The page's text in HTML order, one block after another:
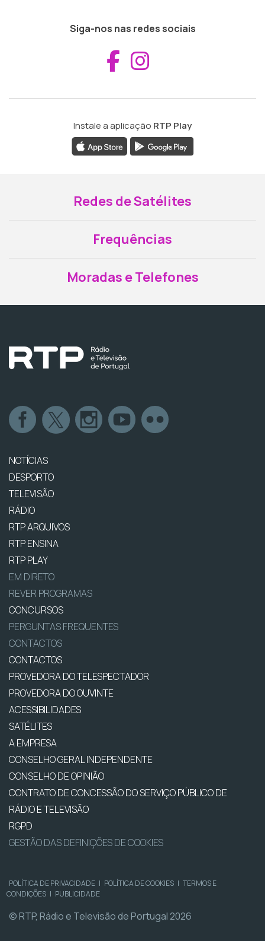
Siga-nos nas redes sociais
Aceder ao
Instale a aplicação RTP Play
Redes de Satélites
Frequências
Moradas e Telefones
NOTÍCIAS
DESPORTO
TELEVISÃO
RÁDIO
RTP ARQUIVOS
RTP ENSINA
RTP PLAY
EM DIRETO
REVER PROGRAMAS
CONCURSOS
PERGUNTAS FREQUENTES
CONTACTOS
CONTACTOS
PROVEDORA DO TELESPECTADOR
PROVEDORA DO OUVINTE
ACESSIBILIDADES
SATÉLITES
A EMPRESA
CONSELHO GERAL INDEPENDENTE
CONSELHO DE OPINIÃO
CONTRATO DE CONCESSÃO DO SERVIÇO PÚBLICO DE
RÁDIO E TELEVISÃO
RGPD
GESTÃO DAS DEFINIÇÕES DE COOKIES
POLÍTICA DE PRIVACIDADE | POLÍTICA DE COOKIES | TERMOS E
CONDIÇÕES | PUBLICIDADE
© RTP, Rádio e Televisão de Portugal 2026